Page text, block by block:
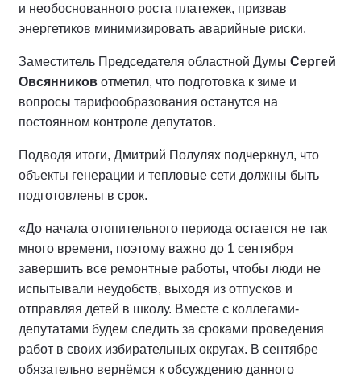
и необоснованного роста платежек, призвав
энергетиков минимизировать аварийные риски.
Заместитель Председателя областной Думы Сергей
Овсянников отметил, что подготовка к зиме и
вопросы тарифообразования останутся на
постоянном контроле депутатов.
Подводя итоги, Дмитрий Полулях подчеркнул, что
объекты генерации и тепловые сети должны быть
подготовлены в срок.
«До начала отопительного периода остается не так
много времени, поэтому важно до 1 сентября
завершить все ремонтные работы, чтобы люди не
испытывали неудобств, выходя из отпусков и
отправляя детей в школу. Вместе с коллегами-
депутатами будем следить за сроками проведения
работ в своих избирательных округах. В сентябре
обязательно вернёмся к обсуждению данного